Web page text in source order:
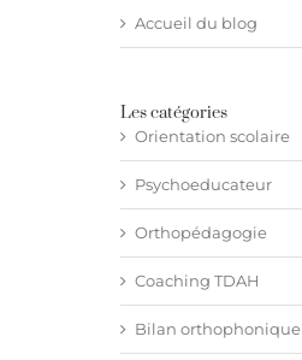
Accueil du blog
Les catégories
Orientation scolaire
Psychoeducateur
Orthopédagogie
Coaching TDAH
Bilan orthophonique